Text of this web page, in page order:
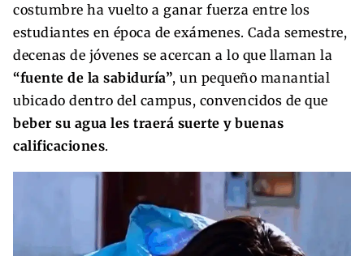
costumbre ha vuelto a ganar fuerza entre los
estudiantes en época de exámenes. Cada semestre,
decenas de jóvenes se acercan a lo que llaman la
“fuente de la sabiduría”, un pequeño manantial
ubicado dentro del campus, convencidos de que
beber su agua les traerá suerte y buenas
calificaciones.